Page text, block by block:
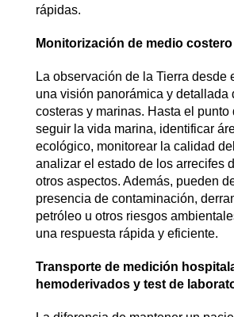
rápidas.
Monitorización de medio
La observación de la Tierra desde
una visión panorámica y detallada
costeras y marinas. Hasta el punto
seguir la vida marina, identificar
ecológico, monitorear la calidad
analizar el estado de los arrecifes
otros aspectos. Además, pueden
presencia de contaminación,
petróleo u otros riesgos
una respuesta rápida y eficiente.
Transporte de medición
hemoderivados y test de